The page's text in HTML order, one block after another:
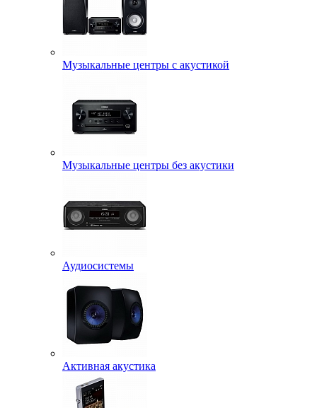
Музыкальные центры с акустикой
Музыкальные центры без акустики
Аудиосистемы
Активная акустика